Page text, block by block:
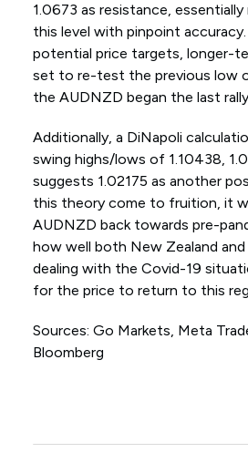
1.0673 as resistance,
this level with pinpoint
potential price targets, longer-
set to re-test the previous low
the AUDNZD began the last
Additionally, a DiNapoli
swing highs/lows of 1.10438,
suggests 1.02175 as another
this theory come to fruition, it
AUDNZD back towards pre-
how well both New Zealand and
dealing with the Covid-19
for the price to return to this
Sources: Go Markets, Meta
Bloomberg